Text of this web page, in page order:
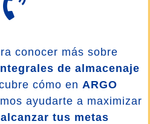
conocer más sobre
de almacenaje
cómo en ARGO
ayudarte a maximizar
alcanzar tus metas